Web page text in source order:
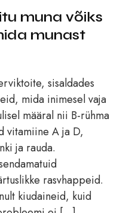
muna võiks
munast
sisaldades
mida inimesel vaja
määral nii B-rühma
vitamiine A ja D,
ja rauda.
rasvhappeid.
kiudaineid, kuid